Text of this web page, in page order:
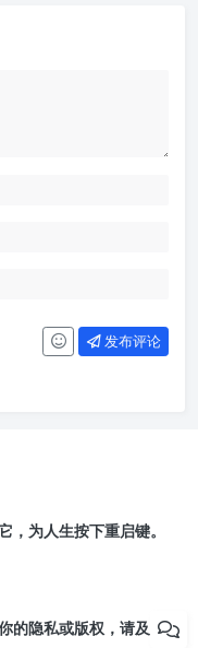
发布评论
为人生按下重启键。
的隐私或版权，请及时联